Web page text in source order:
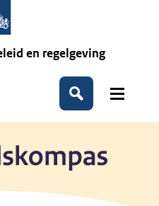
en regelgeving
Zoeken